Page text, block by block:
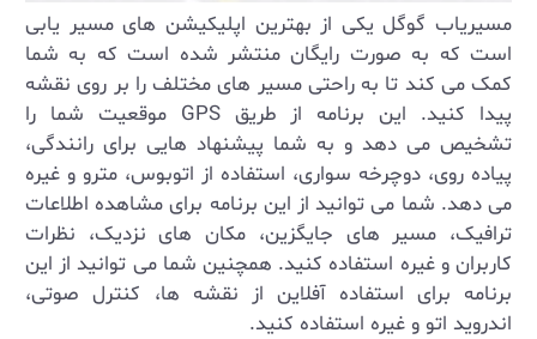
مسیریاب گوگل یکی از بهترین اپلیکیشن های مسیر یابی
است که به صورت رایگان منتشر شده است که به شما
کمک می ‌کند تا به راحتی مسیر های مختلف را بر روی نقشه
پیدا کنید. این برنامه از طریق GPSموقعیت شما را
تشخیص می‌ دهد و به شما پیشنهاد هایی برای رانندگی،
پیاده‌ روی، دوچرخه ‌سواری، استفاده از اتوبوس، مترو و غیره
می ‌دهد. شما می ‌توانید از این برنامه برای مشاهده اطلاعات
ترافیک، مسیر های جایگزین، مکان‌ های نزدیک، نظرات
کاربران و غیره استفاده کنید. همچنین شما می‌ توانید از این
برنامه برای استفاده آفلاین از نقشه ‌ها، کنترل صوتی،
اندروید اتو و غیره استفاده کنید.